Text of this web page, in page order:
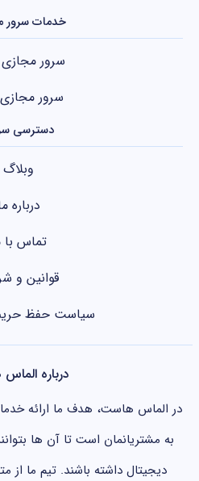
خدمات سرور
سرور مجازی
سرور مجازی
دسترسی
وبلاگ
درباره
تماس با
قوانین و
سیاست حفظ
درباره
در الماس هاست، هدف ما ارائه
به مشتریانمان است تا آن ها
دیجیتال داشته باشند. تیم ما